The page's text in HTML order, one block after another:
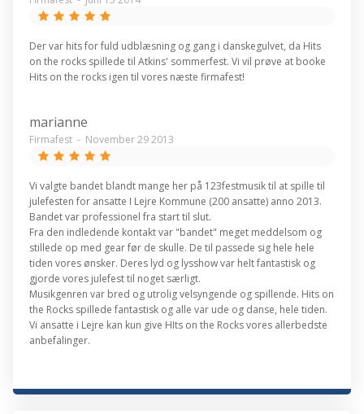
Der var hits for fuld udblæsning og gang i danskegulvet, da Hits
on the rocks spillede til Atkins' sommerfest. Vi vil prøve at booke
Hits on the rocks igen til vores næste firmafest!
marianne
Firmafest - November 29 2013
Vi valgte bandet blandt mange her på 123festmusik til at spille til
julefesten for ansatte I Lejre Kommune (200 ansatte) anno 2013.
Bandet var professionel fra start til slut.
Fra den indledende kontakt var "bandet" meget meddelsom og
stillede op med gear før de skulle. De til passede sig hele hele
tiden vores ønsker. Deres lyd og lysshow var helt fantastisk og
gjorde vores julefest til noget særligt.
Musikgenren var bred og utrolig velsyngende og spillende. Hits on
the Rocks spillede fantastisk og alle var ude og danse, hele tiden.
Vi ansatte i Lejre kan kun give HIts on the Rocks vores allerbedste
anbefalinger.